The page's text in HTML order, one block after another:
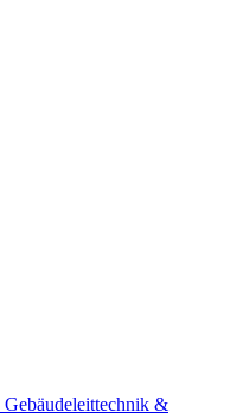
Gebäudeleittechnik &